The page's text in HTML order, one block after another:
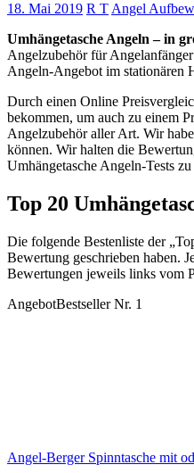
18. Mai 2019 R TAngel
Umhängetasche Angeln – in
Angelzubehör für
Angeln-Angebot im stationären
Durch einen Online
bekommen, um auch zu einem
Angelzubehör aller Art. Wir
können. Wir halten die
Umhängetasche Angeln-Tests
Top 20
Die folgende Bestenliste der
Bewertung geschrieben haben.
Bewertungen jeweils links vom
AngebotBestseller Nr. 1
Angel-Berger Spinntasche mit